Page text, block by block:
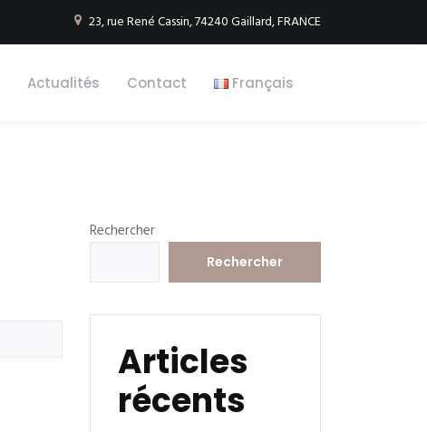
23, rue René Cassin, 74240 Gaillard, FRANCE
Actualités Contact Français
Rechercher
Rechercher
Articles
récents